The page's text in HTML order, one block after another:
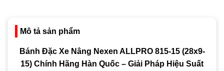
Mô tả sản phẩm
Bánh Đặc Xe Nâng Nexen ALLPRO 815-15 (28x9-
15) Chính Hãng Hàn Quốc – Giải Pháp Hiệu Suất